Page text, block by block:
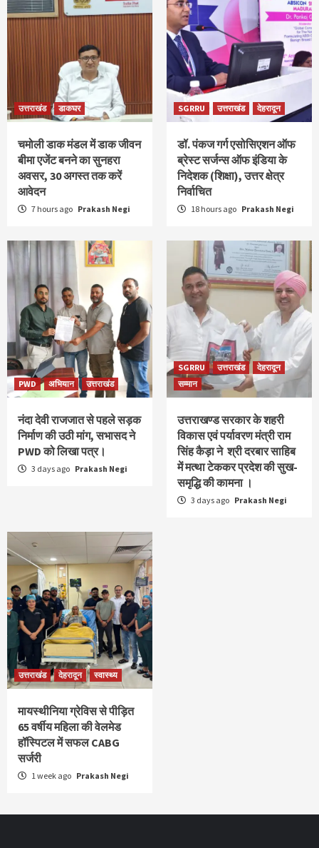
उत्तराखंड डाकघर
चमोली डाक मंडल में डाक जीवन
बीमा एजेंट बनने का सुनहरा
अवसर, 30 अगस्त तक करें
आवेदन
7 hours ago Prakash Negi
SGRRU उत्तराखंड देहरादून
डॉ. पंकज गर्ग एसोसिएशन ऑफ
ब्रेस्ट सर्जन्स ऑफ इंडिया के
निदेशक (शिक्षा), उत्तर क्षेत्र
निर्वाचित
18 hours ago Prakash Negi
PWD अभियान उत्तराखंड
नंदा देवी राजजात से पहले सड़क
निर्माण की उठी मांग, सभासद ने
PWD को लिखा पत्र।
3 days ago Prakash Negi
SGRRU उत्तराखंड
देहरादून
सम्मान
उत्तराखण्ड सरकार के शहरी
विकास एवं पर्यावरण मंत्री राम
सिंह कैड़ा ने श्री दरबार साहिब
में मत्था टेककर प्रदेश की सुख-
समृद्धि की कामना ।
3 days ago Prakash Negi
उत्तराखंड देहरादून स्वास्थ्य
मायस्थीनिया ग्रेविस से पीड़ित
65 वर्षीय महिला की वेलमेड
हॉस्पिटल में सफल CABG
सर्जरी
1 week ago Prakash Negi